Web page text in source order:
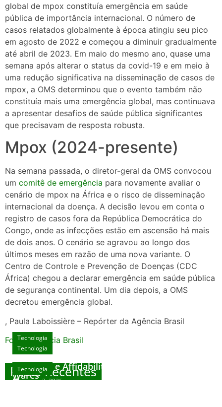
global de mpox constituía emergência em saúde
pública de importância internacional. O número de
casos relatados globalmente à época atingiu seu pico
em agosto de 2022 e começou a diminuir gradualmente
até abril de 2023. Em maio do mesmo ano, quase uma
semana após alterar o status da covid-19 e em meio à
uma redução significativa na disseminação de casos de
mpox, a OMS determinou que o evento também não
constituía mais uma emergência global, mas continuava
a apresentar desafios de saúde pública significantes
que precisavam de resposta robusta.
Mpox (2024-presente)
Na semana passada, o diretor-geral da OMS convocou
um comitê de emergência para novamente avaliar o
cenário de mpox na África e o risco de disseminação
internacional da doença. A decisão levou em conta o
registro de casos fora da República Democrática do
Congo, onde as infecções estão em ascensão há mais
de dois anos. O cenário se agravou ao longo dos
últimos meses em razão de uma nova variante. O
Centro de Controle e Prevenção de Doenças (CDC
África) chegou a declarar emergência em saúde pública
de segurança continental. Um dia depois, a OMS
decretou emergência global.
, Paula Laboissière – Repórter da Agência Brasil
Fonte: Agencia Brasil
Posts Recentes
Tecnologia
Unlock Exclusive Rewards at The Big Dog
House
agosto 3, 2026
Tecnologia
Sicurezza e Affidabilità di Mr Nulls Wicked
Wares
Tecnologia
Tecnologia